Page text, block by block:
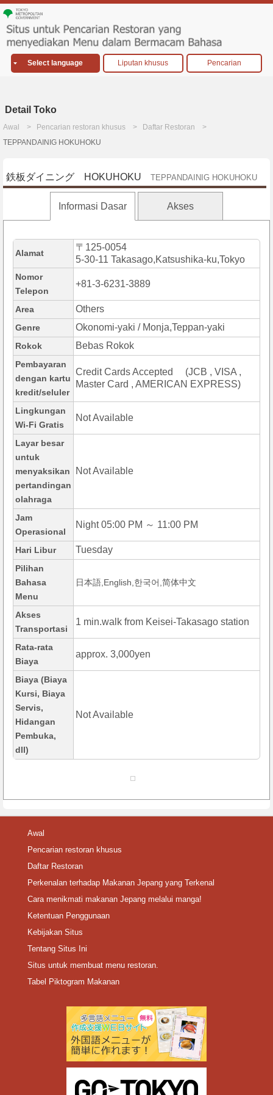
Select language Liputan khusus Pencarian
Detail Toko
Awal Pencarian restoran khusus
Daftar Restoran
TEPPANDAINIG HOKUHOKU
鉄板ダイニング HOKUHOKU TEPPANDAINIG HOKUHOKU
Informasi Dasar Akses
Alamat
〒125-0054
5-30-11 Takasago,Katsushika-ku,Tokyo
Nomor
Telepon
+81-3-6231-3889
Area Others
Genre Okonomi-yaki / Monja,Teppan-yaki
Rokok Bebas Rokok
Pembayaran
dengan kartu
kredit/seluler
Credit Cards Accepted (JCB , VISA ,
Master Card , AMERICAN EXPRESS)
Lingkungan
Wi-Fi Gratis
Not Available
Layar besar
untuk
menyaksikan
pertandingan
olahraga
Not Available
Jam
Operasional
Night 05:00 PM ～ 11:00 PM
Hari Libur Tuesday
Pilihan
Bahasa
Menu
日本語,English,한국어,简体中文
Akses
Transportasi
1 min.walk from Keisei-Takasago station
Rata-rata
Biaya
approx. 3,000yen
Biaya (Biaya
Kursi, Biaya
Servis,
Hidangan
Pembuka,
dll)
Not Available
Awal
Pencarian restoran khusus
Daftar Restoran
Perkenalan terhadap Makanan Jepang yang Terkenal
Cara menikmati makanan Jepang melalui manga!
Ketentuan Penggunaan
Kebijakan Situs
Tentang Situs Ini
Situs untuk membuat menu restoran.
Tabel Piktogram Makanan